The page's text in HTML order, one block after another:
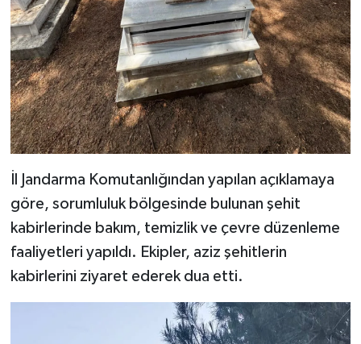
İl Jandarma Komutanlığından yapılan açıklamaya
göre, sorumluluk bölgesinde bulunan şehit
kabirlerinde bakım, temizlik ve çevre düzenleme
faaliyetleri yapıldı. Ekipler, aziz şehitlerin
kabirlerini ziyaret ederek dua etti.